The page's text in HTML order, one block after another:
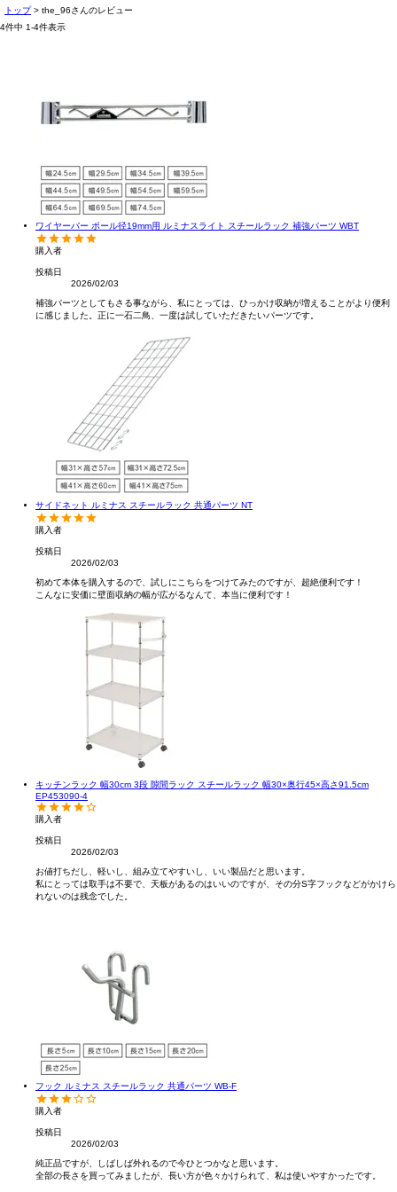
トップ
the_96さんのレビュー
4件中 1-4件表示
ワイヤーバー ポール径19mm用 ルミナスライト スチールラック 補強パーツ WBT
購入者
投稿日
2026/02/03
補強パーツとしてもさる事ながら、私にとっては、ひっかけ収納が増えることがより便利
に感じました。正に一石二鳥、一度は試していただきたいパーツです。
サイドネット ルミナス スチールラック 共通パーツ NT
購入者
投稿日
2026/02/03
初めて本体を購入するので、試しにこちらをつけてみたのですが、超絶便利です！
こんなに安価に壁面収納の幅が広がるなんて、本当に便利です！
キッチンラック 幅30cm 3段 隙間ラック スチールラック 幅30×奥行45×高さ91.5cm
EP453090-4
購入者
投稿日
2026/02/03
お値打ちだし、軽いし、組み立てやすいし、いい製品だと思います。
私にとっては取手は不要で、天板があるのはいいのですが、その分S字フックなどがかけら
れないのは残念でした。
フック ルミナス スチールラック 共通パーツ WB-F
購入者
投稿日
2026/02/03
純正品ですが、しばしば外れるので今ひとつかなと思います。
全部の長さを買ってみましたが、長い方が色々かけられて、私は使いやすかったです。